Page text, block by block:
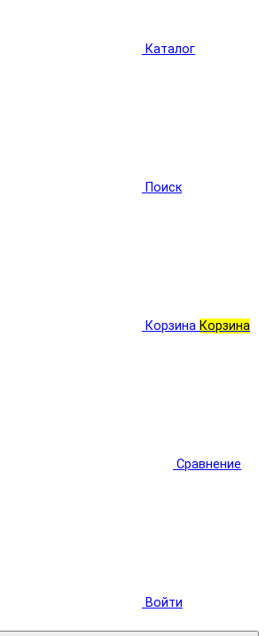
Каталог
Поиск
Корзина Корзина
Сравнение
Войти